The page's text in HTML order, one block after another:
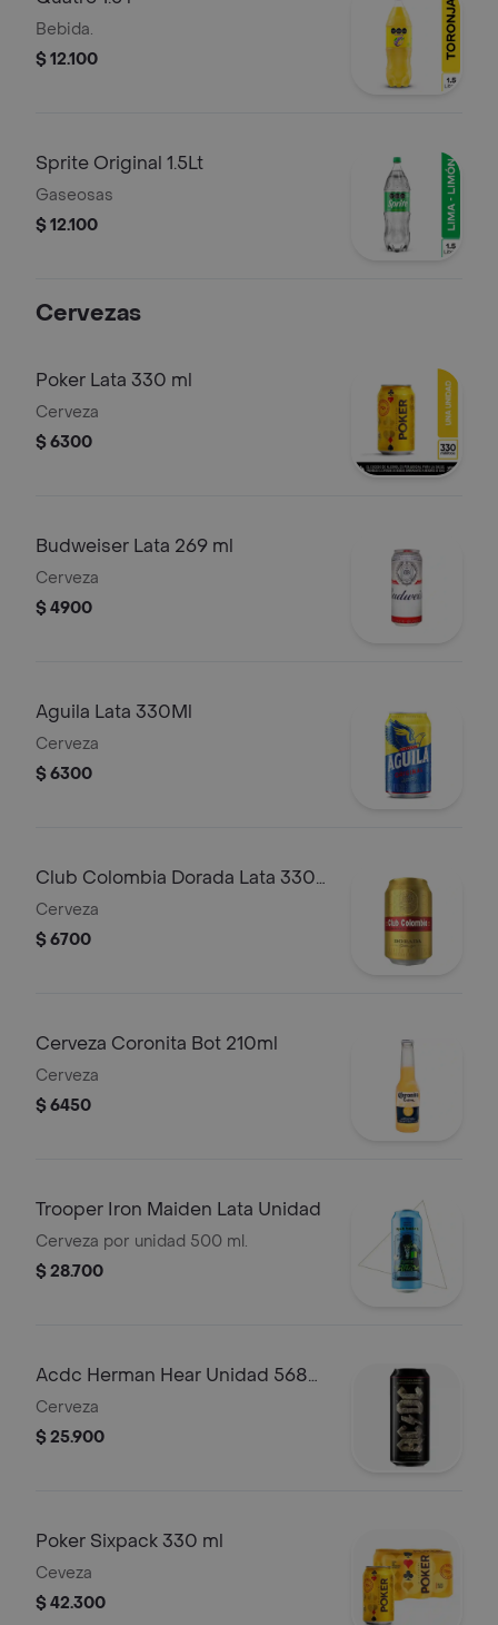
Bebida.
$ 12.100
Sprite Original 1.5Lt
Gaseosas
$ 12.100
Cervezas
Poker Lata 330 ml
Cerveza
$ 6300
Budweiser Lata 269 ml
Cerveza
$ 4900
Aguila Lata 330Ml
Cerveza
$ 6300
Club Colombia Dorada Lata 330
ml
Cerveza
$ 6700
Cerveza Coronita Bot 210ml
Cerveza
$ 6450
Trooper Iron Maiden Lata Unidad
Cerveza por unidad 500 ml.
$ 28.700
Acdc Herman Hear Unidad 568
ml
Cerveza
$ 25.900
Poker Sixpack 330 ml
Ceveza
$ 42.300